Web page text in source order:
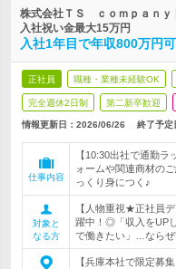
株式会社ＴＳ ｃｏｍｐａｎｙ
入社祝い金最大15万円
入社1年目で年収800万円
正社員 職種・業種未経験OK
完全週休2日制 第二新卒歓迎
情報更新日：2026/06/26 終了予定
仕事内容
【10:30出社で通勤
ォームや関連商材の
っくり身につく♪
対象と
なる方
【人物重視★正社員
躍中！◎「収入をUP
で働きたい」…ならぜ
【兵庫本社で限定募